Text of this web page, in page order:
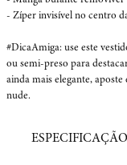
- Zíper invisível no centro
#DicaAmiga: use este
ou semi-preso para
ainda mais elegante,
nude.
ESPECIFICAÇÃO